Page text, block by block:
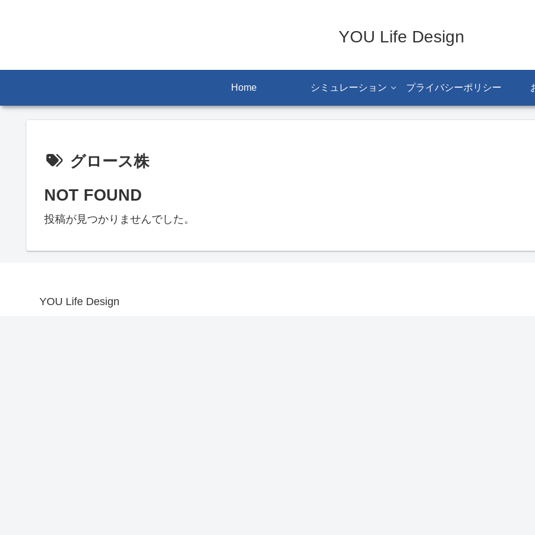
YOU Life Design
Home シミュレーション プライバシーポリシー
グロース株
NOT FOUND
投稿が見つかりませんでした。
YOU Life Design